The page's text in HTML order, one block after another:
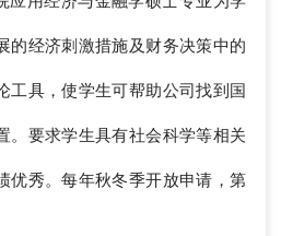
的经济刺激措施及财务决策中的
工具，使学生可帮助公司找到国
。要求学生具有社会科学等相关
优秀。每年秋冬季开放申请，第